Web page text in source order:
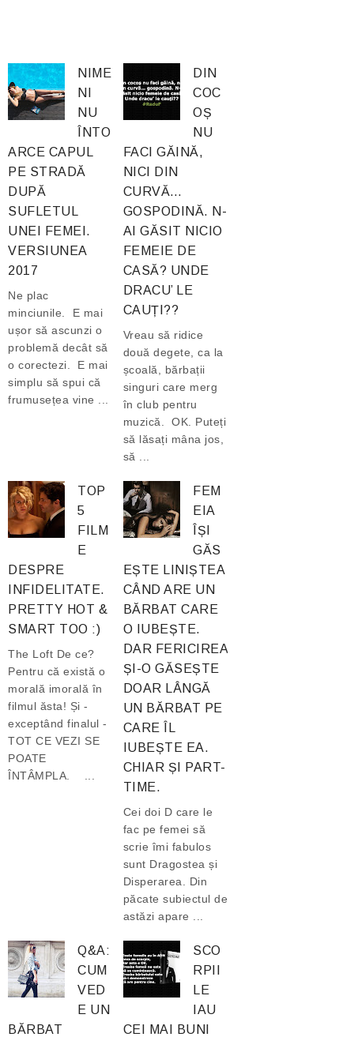
NIME
NI
NU
ÎNTO
ARCE CAPUL
PE STRADĂ
DUPĂ
SUFLETUL
UNEI FEMEI.
VERSIUNEA
2017
Ne plac
minciunile. E mai
ușor să ascunzi o
problemă decât să
o corectezi. E mai
simplu să spui că
frumusețea vine ...
DIN
COC
OȘ
NU
FACI GĂINĂ,
NICI DIN
CURVĂ…
GOSPODINĂ. N-
AI GĂSIT NICIO
FEMEIE DE
CASĂ? UNDE
DRACU’ LE
CAUȚI??
Vreau să ridice
două degete, ca la
școală, bărbații
singuri care merg
în club pentru
muzică. OK. Puteți
să lăsați mâna jos,
să ...
TOP
5
FILM
E
DESPRE
INFIDELITATE.
PRETTY HOT &
SMART TOO :)
The Loft De ce?
Pentru că există o
morală imorală în
filmul ăsta! Și -
exceptând finalul -
TOT CE VEZI SE
POATE
ÎNTÂMPLA. ...
FEM
EIA
ÎȘI
GĂS
EȘTE LINIȘTEA
CÂND ARE UN
BĂRBAT CARE
O IUBEȘTE.
DAR FERICIREA
ȘI-O GĂSEȘTE
DOAR LÂNGĂ
UN BĂRBAT PE
CARE ÎL
IUBEȘTE EA.
CHIAR ȘI PART-
TIME.
Cei doi D care le
fac pe femei să
scrie îmi fabulos
sunt Dragostea și
Disperarea. Din
păcate subiectul de
astăzi apare ...
Q&A:
CUM
VED
E UN
BĂRBAT
SCO
RPII
LE
IAU
CEI MAI BUNI